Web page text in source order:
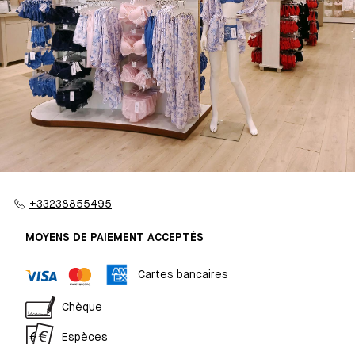
+33238855495
MOYENS DE PAIEMENT ACCEPTÉS
Cartes bancaires
Chèque
Espèces